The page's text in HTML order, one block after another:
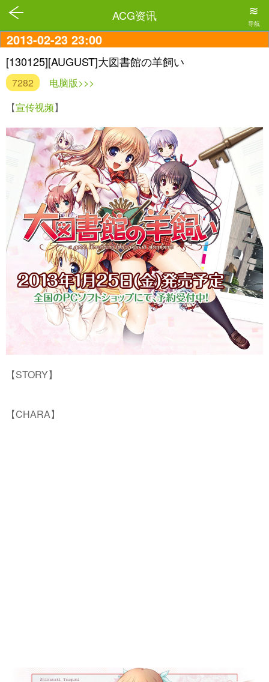
ACG资讯 ≋
导航
2013-02-23 23:00
[130125][AUGUST]大図書館の羊飼い
7282
电脑版>>>
【宣传视频】
【STORY】
【CHARA】